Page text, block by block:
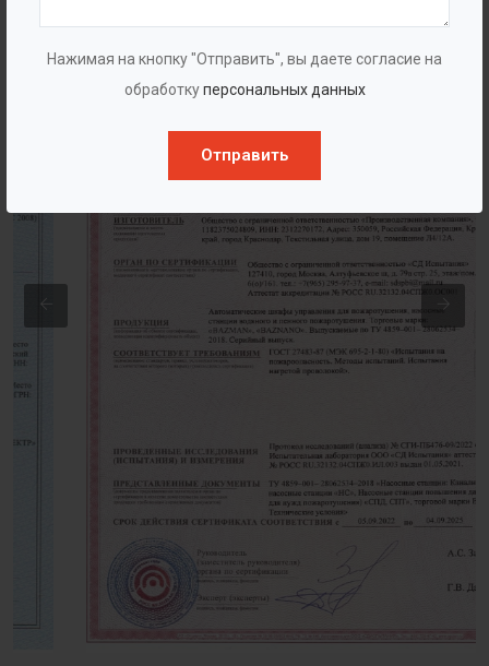
Нажимая на кнопку "Отправить", вы даете согласие на
обработкуперсональных данных
Отправить